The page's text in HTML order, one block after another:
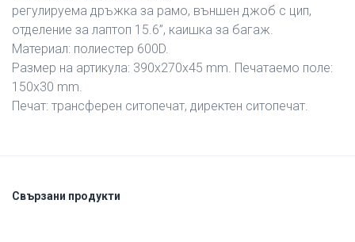
регулируема дръжка за рамо, външен джоб с цип,
отделение за лаптоп 15.6’’, каишка за багаж.
Материал: полиестер 600D.
Размер на артикула: 390х270х45 mm. Печатаемо поле:
150х30 mm.
Печат: трансферен ситопечат, директен ситопечат.
Свързани продукти